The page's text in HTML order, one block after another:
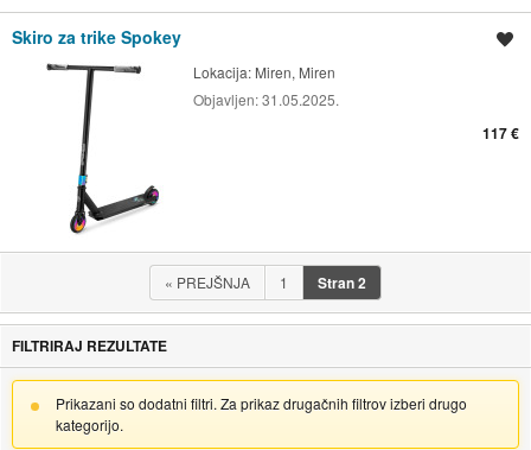
Skiro za trike Spokey
Lokacija: Miren, Miren
Objavljen:31.05.2025.
117 €
« PREJŠNJA 1 Stran2
FILTRIRAJ REZULTATE
Prikazani so dodatni filtri. Za prikaz drugačnih filtrov izberi drugo
kategorijo.